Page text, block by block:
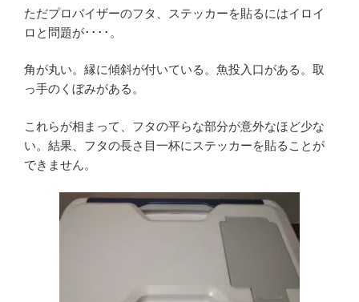
ただプロバイザーのフタ、ステッカーを貼るにはイロイ
ロと問題が････。
角が丸い。縁に傾斜が付いている。魚投入口がある。取
っ手のくぼみがある。
これらが相まって、フタの平らな部分が意外なほど少な
い。結果、フタの長さ目一杯にステッカーを貼ることが
できません。